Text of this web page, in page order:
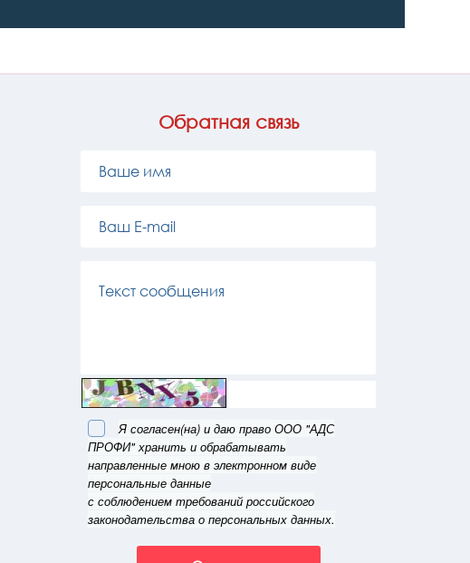
Обратная связь
Я согласен(на) и даю право ООО "АДС
ПРОФИ" хранить и обрабатывать
направленные мною в электронном виде
персональные данные
с соблюдением требований российского
законодательства о персональных данных.